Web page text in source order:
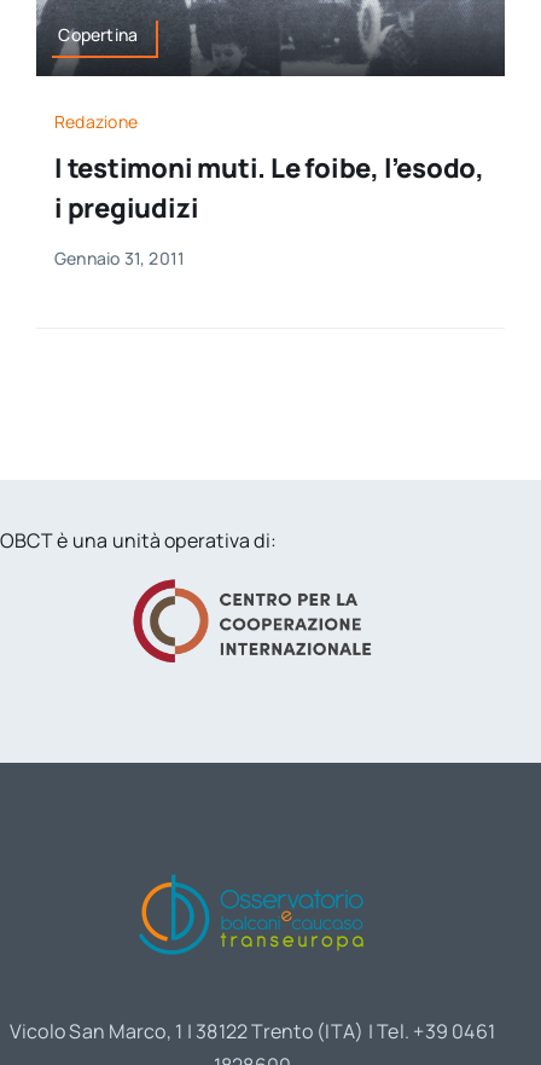
Copertina
Redazione
I testimoni muti. Le foibe, l’esodo,
i pregiudizi
Gennaio 31, 2011
OBCT è una unità operativa di:
Vicolo San Marco, 1 | 38122 Trento (ITA) | Tel. +39 0461